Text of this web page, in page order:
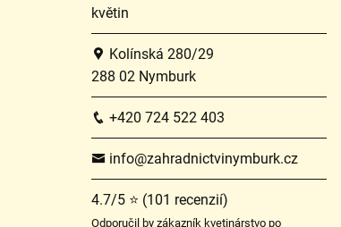
květin
Kolínská 280/29
288 02 Nymburk
+420 724 522 403
info@zahradnictvinymburk.cz
4.7/5 ⭐ (101 recenzií)
Odporučil by zákazník kvetinárstvo po